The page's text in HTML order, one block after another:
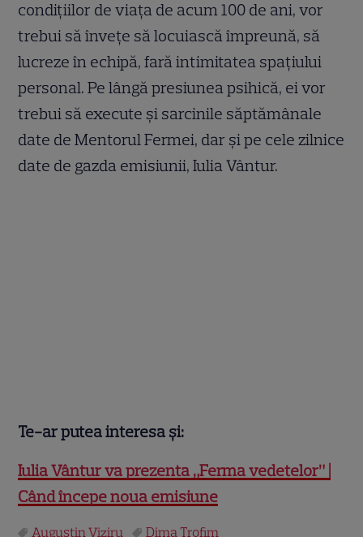
condițiilor de viața de acum 100 de ani, vor
trebui să învețe să locuiască împreună, să
lucreze în echipă, fară intimitatea spațiului
personal. Pe lângă presiunea psihică, ei vor
trebui să execute și sarcinile săptămânale
date de Mentorul Fermei, dar și pe cele zilnice
date de gazda emisiunii, Iulia Vântur.
Te-ar putea interesa și:
Iulia Vântur va prezenta „Ferma vedetelor” |
Când începe noua emisiune
Augustin Viziru
Dima Trofim